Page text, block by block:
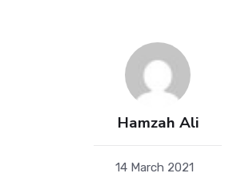
Hamzah Ali
14 March 2021